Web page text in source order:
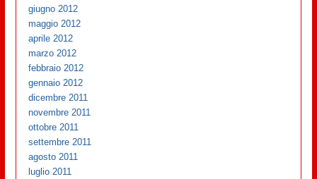
giugno 2012
maggio 2012
aprile 2012
marzo 2012
febbraio 2012
gennaio 2012
dicembre 2011
novembre 2011
ottobre 2011
settembre 2011
agosto 2011
luglio 2011